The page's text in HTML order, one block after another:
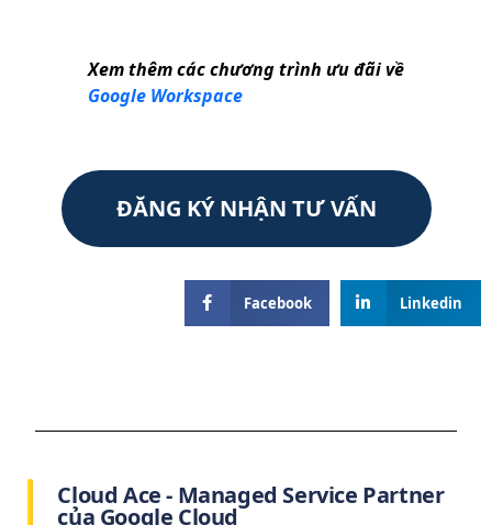
Xem thêm các chương trình ưu đãi về
Google Workspace
ĐĂNG KÝ NHẬN TƯ VẤN
Facebook Linkedin
Cloud Ace - Managed Service Partner
của Google Cloud